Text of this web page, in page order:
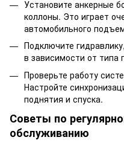
Установите анкерные
коллоны. Это играет
автомобильного
Подключите
в зависимости от типа
Проверьте работу
Настройте
поднятия и спуска.
Советы по
обслуживанию